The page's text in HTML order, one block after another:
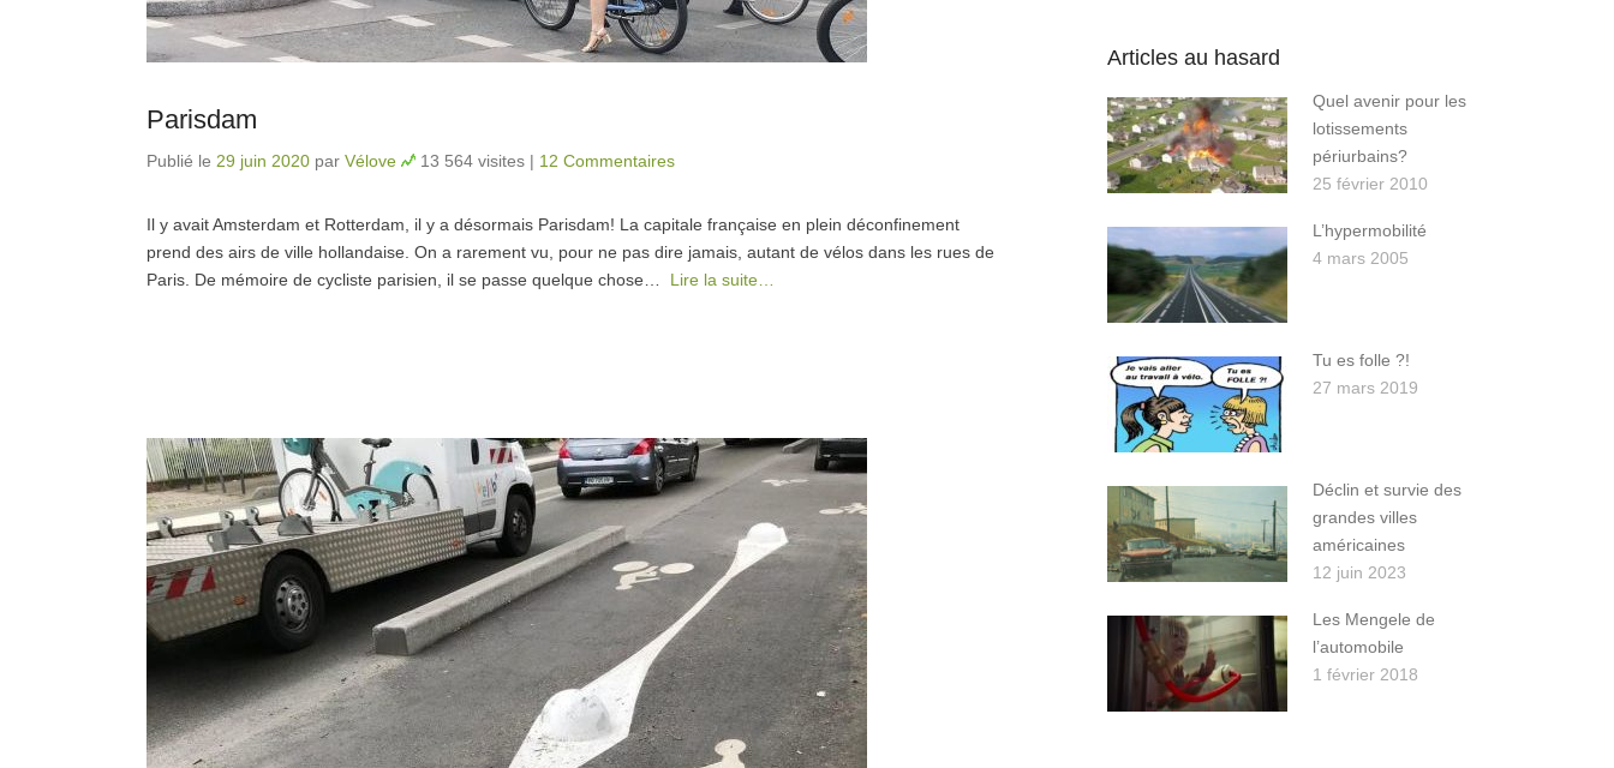
Parisdam
Publié le 29 juin 2020 par Vélove 13 564 visites | 12 Commentaires
Il y avait Amsterdam et Rotterdam, il y a désormais Parisdam! La capitale française en plein déconfinement
prend des airs de ville hollandaise. On a rarement vu, pour ne pas dire jamais, autant de vélos dans les rues de
Paris. De mémoire de cycliste parisien, il se passe quelque chose… Lire la suite…
Articles au hasard
Quel avenir pour les
lotissements
périurbains?
25 février 2010
L’hypermobilité
4 mars 2005
Tu es folle ?!
27 mars 2019
Déclin et survie des
grandes villes
américaines
12 juin 2023
Les Mengele de
l’automobile
1 février 2018